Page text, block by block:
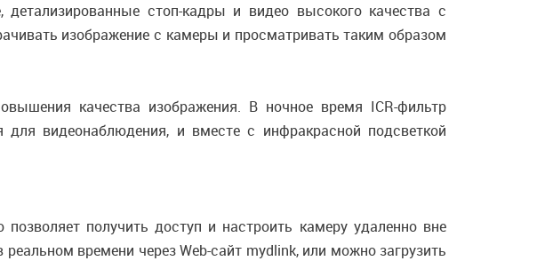
стоп-кадры и видео высокого качества с
изображение с камеры и просматривать таким образом
качества изображения. В ночное время ICR-фильтр
видеонаблюдения, и вместе с инфракрасной подсветкой
получить доступ и настроить камеру удаленно вне
времени через Web-сайт mydlink, или можно загрузить